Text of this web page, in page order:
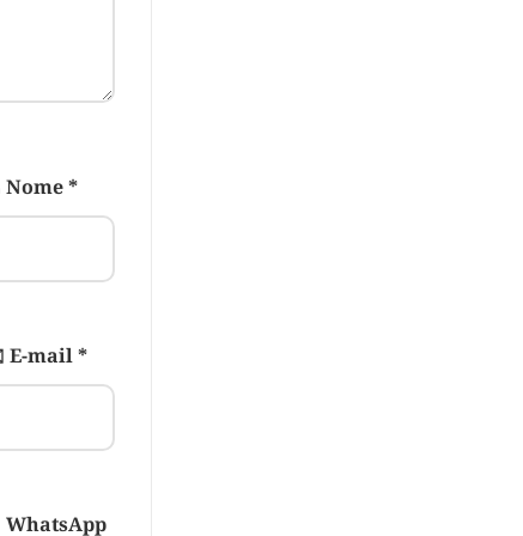
Nome*
E-mail*
WhatsApp